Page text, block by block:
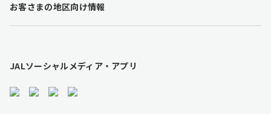
s
お客さまの地区向け情報
JALソーシャルメディア・アプリ